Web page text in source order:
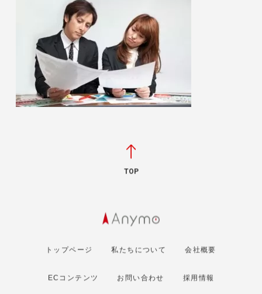
TOP
トップページ 私たちについて 会社概要
ECコンテンツ お問い合わせ 採用情報